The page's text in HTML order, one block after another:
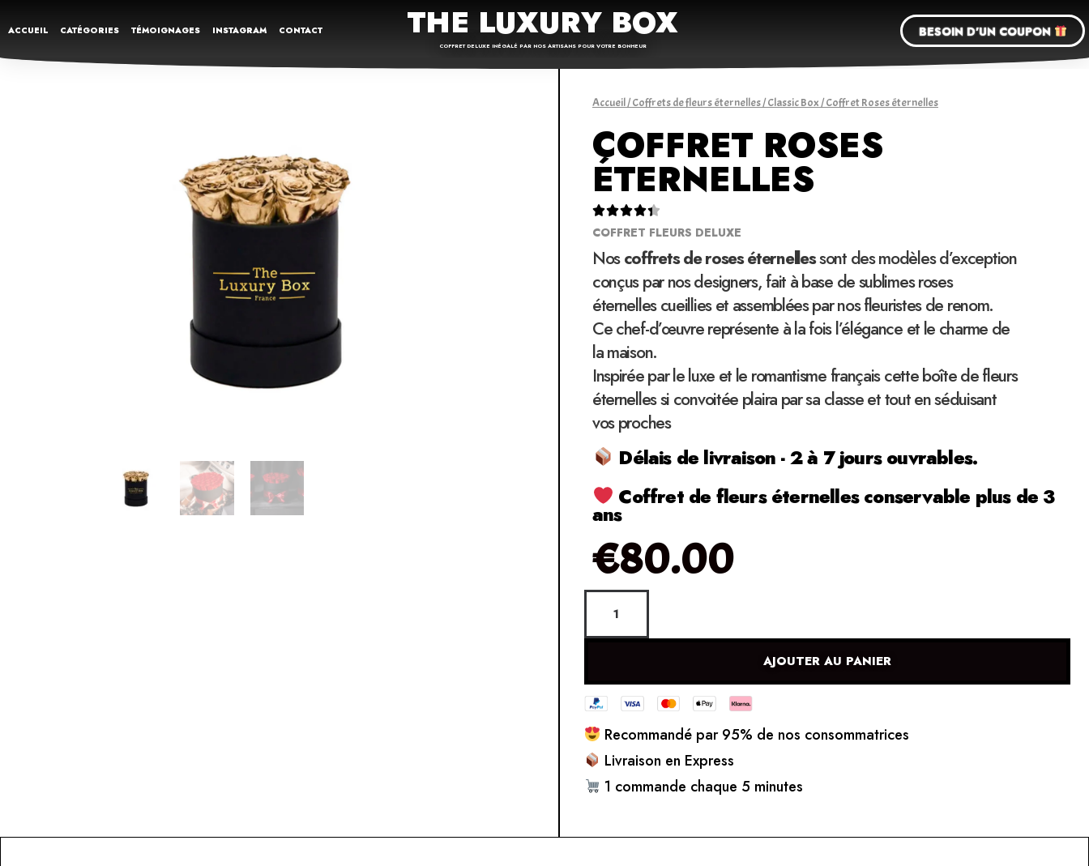
ACCUEIL CATÉGORIES TÉMOIGNAGES INSTAGRAM CONTACT THE LUXURY BOX
COFFRET DELUXE INÉGALÉ PAR NOS ARTISANS POUR VOTRE BONHEUR
BESOIN D'UN COUPON
Accueil/Coffrets de fleurs éternelles/Classic Box/ Coffret Roses éternelles
COFFRET ROSES
ÉTERNELLES

COFFRET FLEURS DELUXE
Noscoffrets de roses éternellessont des modèles d’exception
conçus par nos designers, fait à base de sublimes roses
éternelles cueillies et assemblées par nos fleuristes de renom.
Ce chef-d’œuvre représente à la fois l’élégance et le charme de
la maison.
Inspirée par le luxe et le romantisme français cette boîte de fleurs
éternelles si convoitée plaira par sa classe et tout en séduisant
vos proches
Délais de livraison - 2 à 7 jours ouvrables.
Coffret de fleurs éternelles conservable plus de 3
ans
€80.00
AJOUTER AU PANIER
Recommandé par 95% de nos consommatrices
Livraison en Express
1 commande chaque 5 minutes